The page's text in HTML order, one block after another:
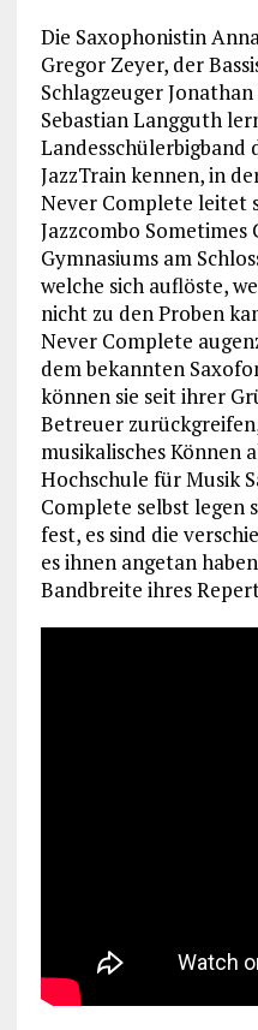
Die Saxophonistin
Gregor Zeyer, der
Schlagzeuger
Sebastian Langguth
Landesschülerbigband
JazzTrain kennen, in
Never Complete leitet
Jazzcombo Sometimes
Gymnasiums am
welche sich auflöste,
nicht zu den Proben
Never Complete
dem bekannten
können sie seit ihrer
Betreuer
musikalisches Können
Hochschule für Musik
Complete selbst legen
fest, es sind die
es ihnen angetan
Bandbreite ihres